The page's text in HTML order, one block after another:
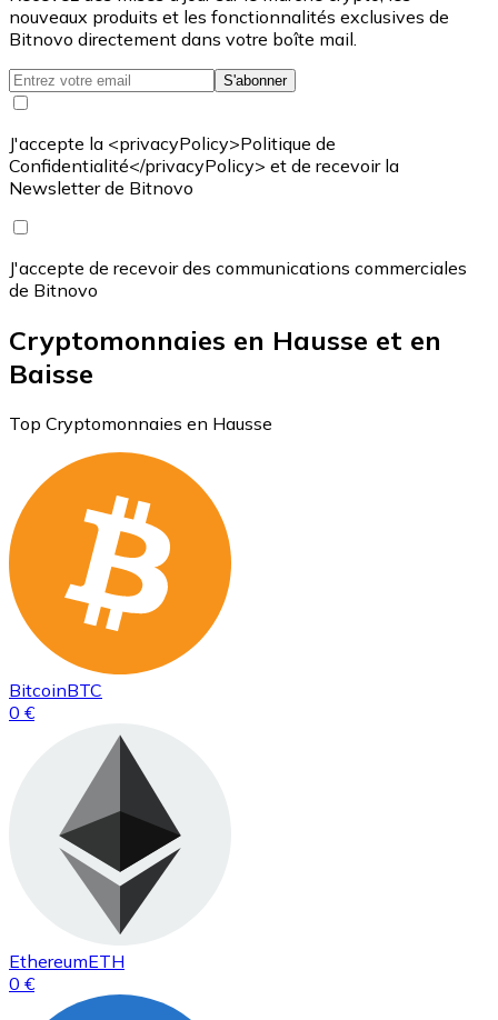
nouveaux produits et les fonctionnalités exclusives de
Bitnovo directement dans votre boîte mail.
S'abonner
J'accepte la <privacyPolicy>Politique de
Confidentialité</privacyPolicy> et de recevoir la
Newsletter de Bitnovo
J'accepte de recevoir des communications commerciales
de Bitnovo
Cryptomonnaies en Hausse et en
Baisse
Top Cryptomonnaies en Hausse
BitcoinBTC
0 €
EthereumETH
0 €